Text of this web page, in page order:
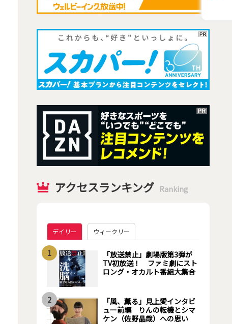
アクセスランキング Ranking
デイリー ウィークリー
1
「放送禁止」劇場版第3弾が
TV初放送！ ファミ劇にスト
ロング・オカルト番組大集合
2
「風、薫る」見上愛インタビ
ュー前編 りんの転機とシマ
ケン（佐野晶哉）への思い